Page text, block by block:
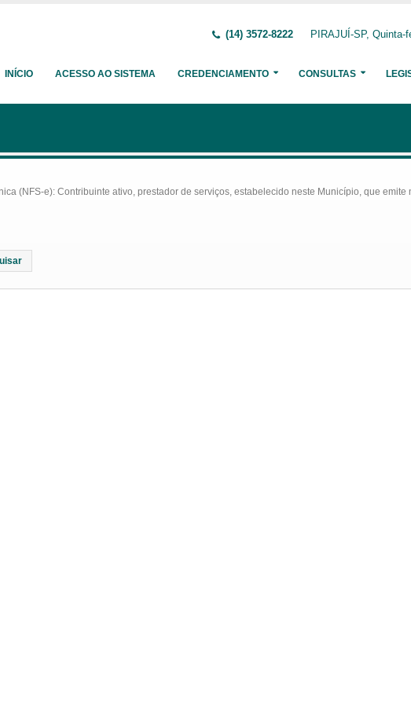
(14) 3572-8222 PIRAJUÍ-SP, Quinta-
INÍCIO ACESSO AO SISTEMA CREDENCIAMENTO CONSULTAS
(NFS-e): Contribuinte ativo, prestador de serviços, estabelecido neste Município, que emite